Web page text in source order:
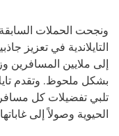
ونجحت الحملات
التايلاندية في تعزيز
إلى ملايين المسافرين
بشكل ملحوظ. وتقدم
تلبي تفضيلات كل
الحيوية وصولاً إلى